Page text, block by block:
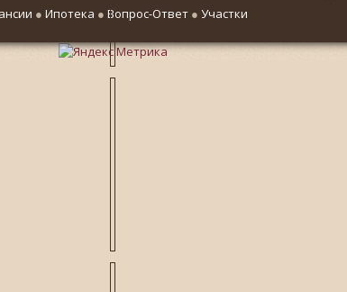
● Ипотека ● Вопрос-Ответ● Участки